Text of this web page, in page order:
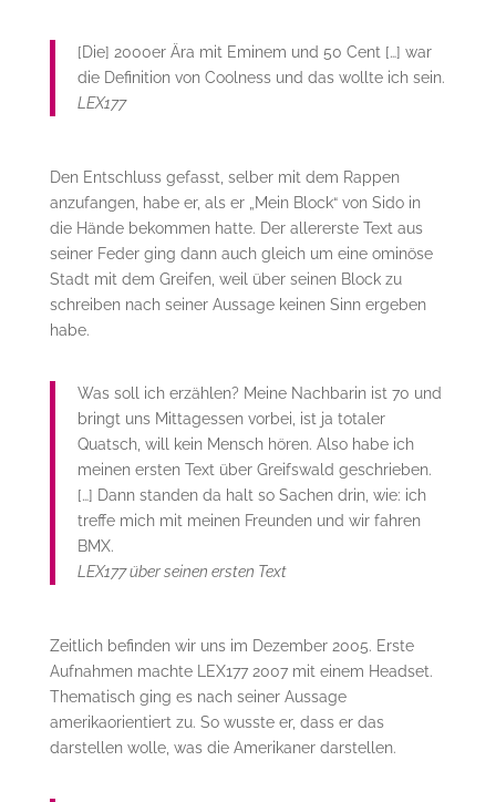
[Die] 2000er Ära mit Eminem und 50 Cent […] war
die Definition von Coolness und das wollte ich sein.
LEX177
Den Entschluss gefasst, selber mit dem Rappen
anzufangen, habe er, als er „Mein Block“ von Sido in
die Hände bekommen hatte. Der allererste Text aus
seiner Feder ging dann auch gleich um eine ominöse
Stadt mit dem Greifen, weil über seinen Block zu
schreiben nach seiner Aussage keinen Sinn ergeben
habe.
Was soll ich erzählen? Meine Nachbarin ist 70 und
bringt uns Mittagessen vorbei, ist ja totaler
Quatsch, will kein Mensch hören. Also habe ich
meinen ersten Text über Greifswald geschrieben.
[…] Dann standen da halt so Sachen drin, wie: ich
treffe mich mit meinen Freunden und wir fahren
BMX.
LEX177 über seinen ersten Text
Zeitlich befinden wir uns im Dezember 2005. Erste
Aufnahmen machte LEX177 2007 mit einem Headset.
Thematisch ging es nach seiner Aussage
amerikaorientiert zu. So wusste er, dass er das
darstellen wolle, was die Amerikaner darstellen.